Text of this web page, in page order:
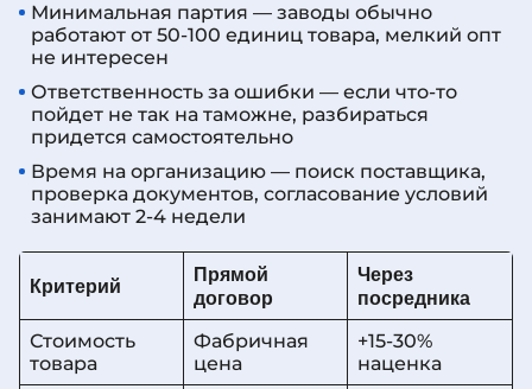
Минимальная партия — заводы обычно
работают от 50-100 единиц товара, мелкий опт
не интересен
Ответственность за ошибки — если что-то
пойдет не так на таможне, разбираться
придется самостоятельно
Время на организацию — поиск поставщика,
проверка документов, согласование условий
занимают 2-4 недели
Критерий
Прямой
договор
Через
посредника
Стоимость
товара
Фабричная
цена
+15-30%
наценка